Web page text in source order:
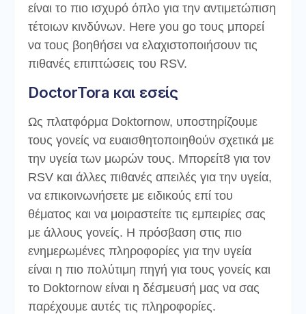
είναι το πιο ισχυρό όπλο για την αντιμετώπιση
τέτοιων κινδύνων. Here you go τους μπορεί
να τους βοηθήσει να ελαχιστοποιήσουν τις
πιθανές επιπτώσεις του RSV.
DoctorTora και εσείς
Ως πλατφόρμα Doktornow, υποστηρίζουμε
τους γονείς να ευαισθητοποιηθούν σχετικά με
την υγεία των μωρών τους. Μπορείτ8 για τον
RSV και άλλες πιθανές απειλές για την υγεία,
να επικοινωνήσετε με ειδικούς επί του
θέματος και να μοιραστείτε τις εμπειρίες σας
με άλλους γονείς. Η πρόσβαση στις πιο
ενημερωμένες πληροφορίες για την υγεία
είναι η πιο πολύτιμη πηγή για τους γονείς και
το Doktornow είναι η δέσμευσή μας να σας
παρέχουμε αυτές τις πληροφορίες.